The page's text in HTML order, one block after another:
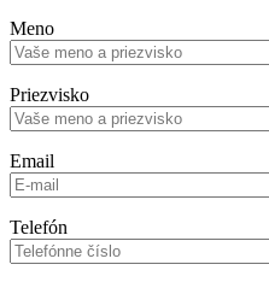
Meno
Priezvisko
Email
Telefón